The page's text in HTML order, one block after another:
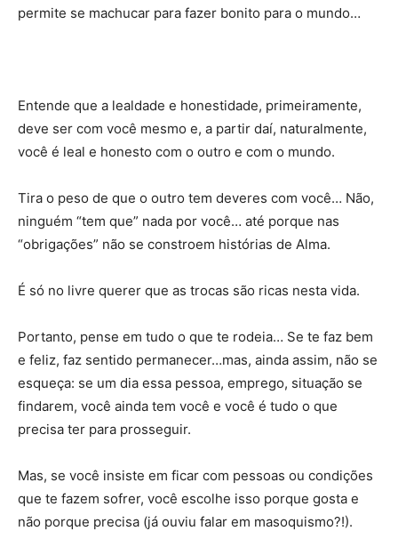
permite se machucar para fazer bonito para o mundo…
Entende que a lealdade e honestidade, primeiramente,
deve ser com você mesmo e, a partir daí, naturalmente,
você é leal e honesto com o outro e com o mundo.
Tira o peso de que o outro tem deveres com você… Não,
ninguém “tem que” nada por você… até porque nas
“obrigações” não se constroem histórias de Alma.
É só no livre querer que as trocas são ricas nesta vida.
Portanto, pense em tudo o que te rodeia… Se te faz bem
e feliz, faz sentido permanecer…mas, ainda assim, não se
esqueça: se um dia essa pessoa, emprego, situação se
findarem, você ainda tem você e você é tudo o que
precisa ter para prosseguir.
Mas, se você insiste em ficar com pessoas ou condições
que te fazem sofrer, você escolhe isso porque gosta e
não porque precisa (já ouviu falar em masoquismo?!).